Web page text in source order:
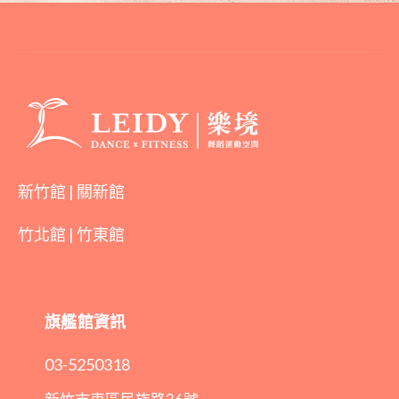
新竹館 | 關新館
竹北館 | 竹東館
旗艦館資訊
03-5250318